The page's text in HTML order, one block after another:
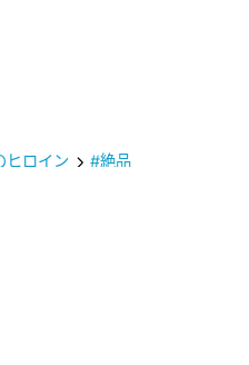
ヒロイン #絶品